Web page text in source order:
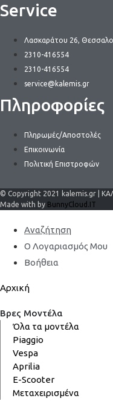
Service
Λασκαράτου 26,
2310-416554
2310-416554
service@kalemis.gr
Πληροφορίες
Πληρωμές/Αποστολές
Επικοινωνία
Πολιτική Επιστροφών
© Copyright 2021 kalemis.gr |
Made with by BunnyCloud.IT
Αναζήτηση
Ο Λογαριασμός Μου
Βοήθεια
Αρχική
Βρες Μοντέλα
Όλα τα μοντέλα
Piaggio
Vespa
Aprilia
E-Scooter
Μεταχειρισμένα